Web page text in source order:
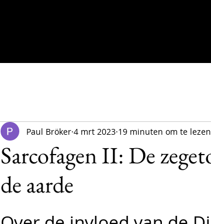
Sarcofagen II: De
de aarde
Paul Bröker 4 mrt 2023 19 minuten om te lezen